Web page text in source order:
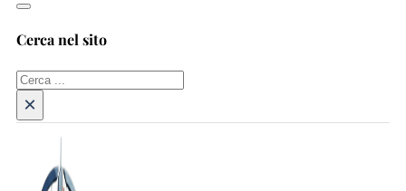
Cerca nel sito
Cerca
×